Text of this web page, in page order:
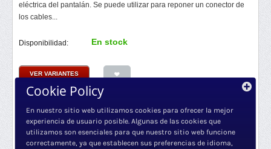
eléctrica del pantalán. Se puede utilizar para reponer un conector de
los cables...
Disponibilidad: En stock
VER VARIANTES
Cookie Policy
En nuestro sitio web utilizamos cookies para ofrecer la mejor
experiencia de usuario posible. Algunas de las cookies que
utilizamos son esenciales para que nuestro sitio web funcione
correctamente, ya que establecen sus preferencias de idioma,